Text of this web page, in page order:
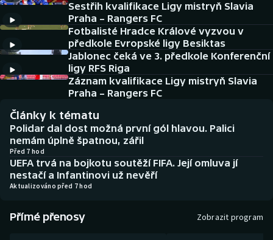
DALŠÍ SPORTY
Americký fotbal
Baseball a softbal
Biatlon
Boby a skeleton
Box
Curling
NEPŘEHLÉDNĚTE
Historické návraty
Aplikace ČT sport
AZ kvíz
Sestřih kvalifikace Ligy mistryň Slavia
Praha – Rangers FC
Fotbalisté Hradce Králové vyzvou v
předkole Evropské ligy Besiktas
Jablonec čeká ve 3. předkole Konferenční
ligy RFS Riga
Záznam kvalifikace Ligy mistryň Slavia
Praha – Rangers FC
Články k tématu
Polidar dal dost možná první gól hlavou. Palici
nemám úplně špatnou, zářil
Před 7 hod
UEFA trvá na bojkotu soutěží FIFA. Její omluva jí
nestačí a Infantinovi už nevěří
Aktualizováno před 7 hod
Přímé přenosy Zobrazit program